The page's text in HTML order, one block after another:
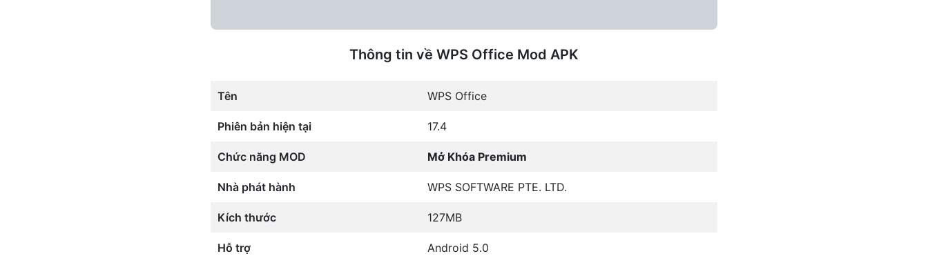
Thông tin về WPS Office Mod APK
Tên WPS Office
Phiên bản hiện tại 17.4
Chức năng MOD Mở Khóa Premium
Nhà phát hành WPS SOFTWARE PTE. LTD.
Kích thước 127MB
Hỗ trợ Android 5.0